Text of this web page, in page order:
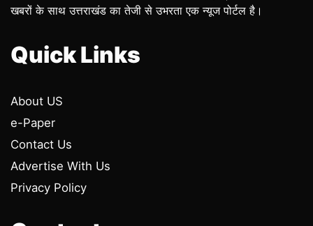
खबरों के साथ उत्तराखंड का तेजी से उभरता एक न्यूज पोर्टल है।
Quick Links
About US
e-Paper
Contact Us
Advertise With Us
Privacy Policy